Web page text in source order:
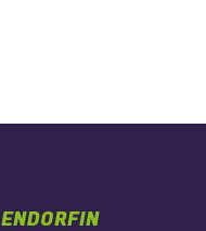
ENDORFIN